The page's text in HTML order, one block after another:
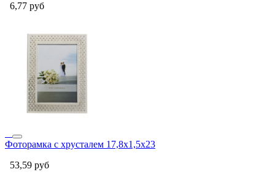
6,77 руб
Фоторамка с хрусталем 17,8х1,5х23
53,59 руб